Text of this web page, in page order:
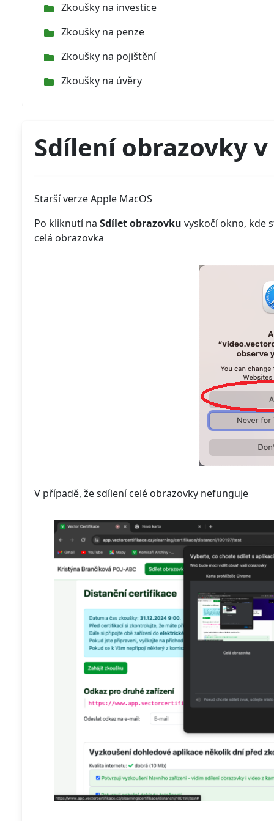
Zkoušky na investice
Zkoušky na penze
Zkoušky na pojištění
Zkoušky na úvěry
Sdílení obrazovky
Starší verze Apple MacOS
Po kliknutí na Sdílet obrazovku vyskočí okno, kde
celá obrazovka
V případě, že sdílení celé obrazovky nefunguje